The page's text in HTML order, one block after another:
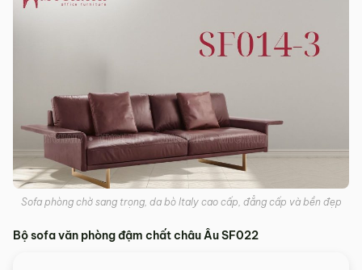
Sofa phòng chờ sang trọng, da bò Italy cao cấp, đẳng cấp và bền đẹp
Bộ sofa văn phòng đậm chất châu Âu SF022